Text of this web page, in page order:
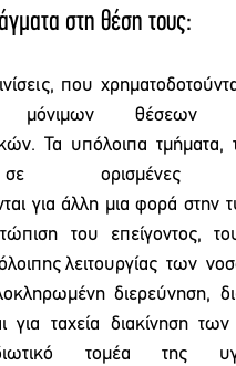
στη θέση τους:
που
μόνιμων
Τα  υπόλοιπα  τμήματα,
για άλλη μια φορά στην
του επείγοντος,
λειτουργίας  των
διερεύνηση,
για  ταχεία  διακίνηση
τομέα  της